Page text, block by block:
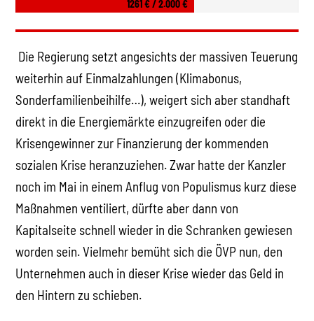
1261 € / 2.000 €
Die Regierung setzt angesichts der massiven Teuerung
weiterhin auf Einmalzahlungen (Klimabonus,
Sonderfamilienbeihilfe…), weigert sich aber standhaft
direkt in die Energiemärkte einzugreifen oder die
Krisengewinner zur Finanzierung der kommenden
sozialen Krise heranzuziehen. Zwar hatte der Kanzler
noch im Mai in einem Anflug von Populismus kurz diese
Maßnahmen ventiliert, dürfte aber dann von
Kapitalseite schnell wieder in die Schranken gewiesen
worden sein. Vielmehr bemüht sich die ÖVP nun, den
Unternehmen auch in dieser Krise wieder das Geld in
den Hintern zu schieben.